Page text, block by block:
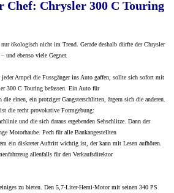
Chef: Chrysler 300 C Touring
ökologisch nicht im Trend. Gerade deshalb dürfte der Chrysler
und ebenso viele Gegner.
jeder Ampel die Fussgänger ins Auto gaffen, sollte sich sofort mit
300 C Touring befassen. Ein Auto für
die einen, ein protziger Gangsterschlitten, ärgern sich die anderen.
die recht provokative Formgebung:
und die sich daraus ergebenden Sehschlitze. Dann der
Motorhaube. Pech für alle Bankangestellten
ein diskreter Auftritt wichtig ist, der kann mit Lesen aufhören.
allenfalls für den Verkaufsdirektor
einiges zu bieten. Den 5,7-Liter-Hemi-Motor mit seinen 340 PS